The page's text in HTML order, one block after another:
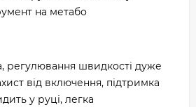
на метабо
регулювання швидкості дуже
від включення, підтримка
у руці, легка